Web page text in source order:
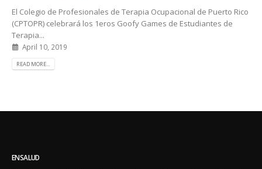
El Colegio de Profesionales de Terapia Ocupacional de Puerto Rico
(CPTOPR) celebrará los 1eros Goofy Games de Estudiantes de
Terapia...
April 10, 2019
READ MORE...
ENSALUD